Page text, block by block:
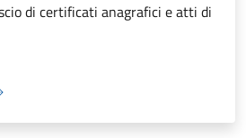
di certificati anagrafici e atti di